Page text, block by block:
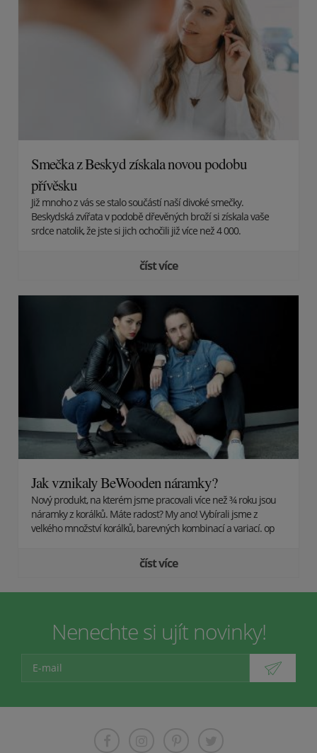
Smečka z Beskyd získala novou podobu
přívěsku
Již mnoho z vás se stalo součástí naší divoké smečky.
Beskydská zvířata v podobě dřevěných broží si získala vaše
srdce natolik, že jste si jich ochočili již více než 4 000.
číst více
Jak vznikaly BeWooden náramky?
Nový produkt, na kterém jsme pracovali více než ¾ roku jsou
náramky z korálků. Máte radost? My ano! Vybírali jsme z
velkého množství korálků, barevných kombinací a variací. op
číst více
Nenechte si ujít novinky!